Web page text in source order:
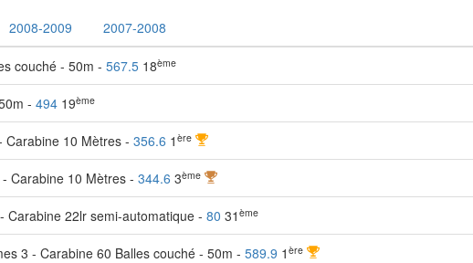
2008-2009 2007-2008
couché - 50m - 567.5 18ème
- 494 19ème
Carabine 10 Mètres - 356.6 1 ère
Carabine 10 Mètres - 344.6 3ème
Carabine 22lr semi-automatique - 80 31 ème
3 - Carabine 60 Balles couché - 50m - 589.9 1 ère